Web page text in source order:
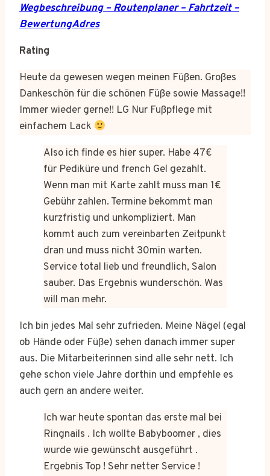
Wegbeschreibung – Routenplaner – Fahrtzeit –
BewertungAdres
Rating
Heute da gewesen wegen meinen Füßen. Großes
Dankeschön für die schönen Füße sowie Massage!!
Immer wieder gerne!! LG Nur Fußpflege mit
einfachem Lack
Also ich finde es hier super. Habe 47€
für Pediküre und french Gel gezahlt.
Wenn man mit Karte zahlt muss man 1€
Gebühr zahlen. Termine bekommt man
kurzfristig und unkompliziert. Man
kommt auch zum vereinbarten Zeitpunkt
dran und muss nicht 30min warten.
Service total lieb und freundlich, Salon
sauber. Das Ergebnis wunderschön. Was
will man mehr.
Ich bin jedes Mal sehr zufrieden. Meine Nägel (egal
ob Hände oder Füße) sehen danach immer super
aus. Die Mitarbeiterinnen sind alle sehr nett. Ich
gehe schon viele Jahre dorthin und empfehle es
auch gern an andere weiter.
Ich war heute spontan das erste mal bei
Ringnails . Ich wollte Babyboomer , dies
wurde wie gewünscht ausgeführt .
Ergebnis Top ! Sehr netter Service !